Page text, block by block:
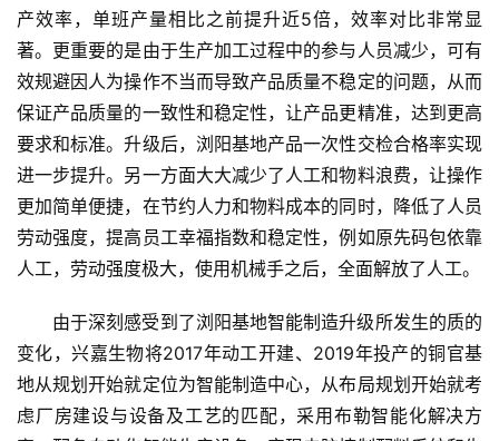
产效率，单班产量相比之前提升近5倍，效率对比非常显
著。更重要的是由于生产加工过程中的参与人员减少，可有
效规避因人为操作不当而导致产品质量不稳定的问题，从而
保证产品质量的一致性和稳定性，让产品更精准，达到更高
要求和标准。升级后，浏阳基地产品一次性交检合格率实现
进一步提升。另一方面大大减少了人工和物料浪费，让操作
更加简单便捷，在节约人力和物料成本的同时，降低了人员
劳动强度，提高员工幸福指数和稳定性，例如原先码包依靠
人工，劳动强度极大，使用机械手之后，全面解放了人工。
由于深刻感受到了浏阳基地智能制造升级所发生的质的
变化，兴嘉生物将2017年动工开建、2019年投产的铜官基
地从规划开始就定位为智能制造中心，从布局规划开始就考
虑厂房建设与设备及工艺的匹配，采用布勒智能化解决方